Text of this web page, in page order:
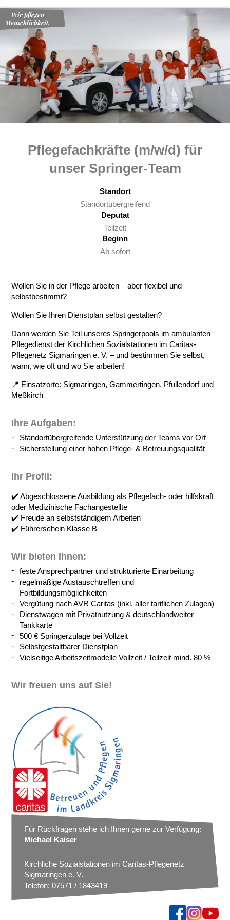
Wir pflegen
Menschlichkeit.
Pflegefachkräfte (m/w/d) für
unser Springer-Team
Standort
Standortübergreifend
Deputat
Teilzeit
Beginn
Ab sofort
Wollen Sie in der Pflege arbeiten – aber flexibel und
selbstbestimmt?
Wollen Sie Ihren Dienstplan selbst gestalten?
Dann werden Sie Teil unseres Springerpools im ambulanten
Pflegedienst der Kirchlichen Sozialstationen im Caritas-
Pflegenetz Sigmaringen e. V. – und bestimmen Sie selbst,
wann, wie oft und wo Sie arbeiten!
📍 Einsatzorte: Sigmaringen, Gammertingen, Pfullendorf und
Meßkirch
Ihre Aufgaben:
Standortübergreifende Unterstützung der Teams vor Ort
Sicherstellung einer hohen Pflege- & Betreuungsqualität
Ihr Profil:
✔️ Abgeschlossene Ausbildung als Pflegefach- oder hilfskraft
oder Medizinische Fachangestellte
✔️ Freude an selbstständigem Arbeiten
✔️ Führerschein Klasse B
Wir bieten Ihnen:
feste Ansprechpartner und strukturierte Einarbeitung
regelmäßige Austauschtreffen und
Fortbildungsmöglichkeiten
Vergütung nach AVR Caritas (inkl. aller tariflichen Zulagen)
Dienstwagen mit Privatnutzung & deutschlandweiter
Tankkarte
500 € Springerzulage bei Vollzeit
Selbstgestaltbarer Dienstplan
Vielseitige Arbeitszeitmodelle Vollzeit / Teilzeit mind. 80 %
Wir freuen uns auf Sie!
Für Rückfragen stehe ich Ihnen gerne zur Verfügung:
Michael Kaiser
Kirchliche Sozialstationen im Caritas-Pflegenetz
Sigmaringen e. V.
Telefon: 07571 / 1843419